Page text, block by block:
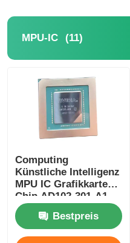
MPU-IC (11)
Computing
Künstliche Intelligenz
MPU IC Grafikkarten-
Chip AD102-301-A1
Bestpreis